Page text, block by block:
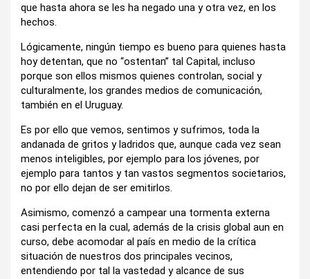
que hasta ahora se les ha negado una y otra vez, en los
hechos.
Lógicamente, ningún tiempo es bueno para quienes hasta
hoy detentan, que no “ostentan” tal Capital, incluso
porque son ellos mismos quienes controlan, social y
culturalmente, los grandes medios de comunicación,
también en el Uruguay.
Es por ello que vemos, sentimos y sufrimos, toda la
andanada de gritos y ladridos que, aunque cada vez sean
menos inteligibles, por ejemplo para los jóvenes, por
ejemplo para tantos y tan vastos segmentos societarios,
no por ello dejan de ser emitirlos.
Asimismo, comenzó a campear una tormenta externa
casi perfecta en la cual, además de la crisis global aun en
curso, debe acomodar al país en medio de la crítica
situación de nuestros dos principales vecinos,
entendiendo por tal la vastedad y alcance de sus